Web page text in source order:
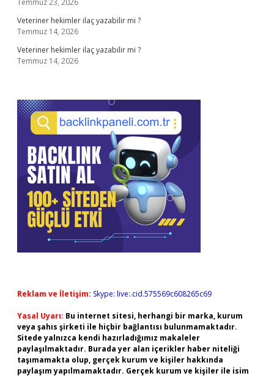
Temmuz 23, 2026
Veteriner hekimler ilaç yazabilir mi ?
Temmuz 14, 2026
Veteriner hekimler ilaç yazabilir mi ?
Temmuz 14, 2026
Reklam ve İletişim: Skype: live:.cid.575569c608265c69
Yasal Uyarı: Bu internet sitesi, herhangi bir marka, kurum
veya şahıs şirketi ile hiçbir bağlantısı bulunmamaktadır.
Sitede yalnızca kendi hazırladığımız makaleler
paylaşılmaktadır. Burada yer alan içerikler haber niteliği
taşımamakta olup, gerçek kurum ve kişiler hakkında
paylaşım yapılmamaktadır. Gerçek kurum ve kişiler ile isim